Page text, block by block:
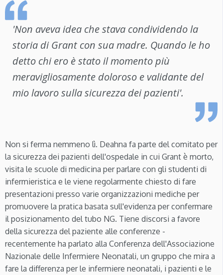
'Non aveva idea che stava condividendo la
storia di Grant con sua madre. Quando le ho
detto chi ero è stato il momento più
meravigliosamente doloroso e validante del
mio lavoro sulla sicurezza dei pazienti'.
Non si ferma nemmeno lì. Deahna fa parte del comitato per
la sicurezza dei pazienti dell'ospedale in cui Grant è morto,
visita le scuole di medicina per parlare con gli studenti di
infermieristica e le viene regolarmente chiesto di fare
presentazioni presso varie organizzazioni mediche per
promuovere la pratica basata sull'evidenza per confermare
il posizionamento del tubo NG. Tiene discorsi a favore
della sicurezza del paziente alle conferenze -
recentemente ha parlato alla Conferenza dell'Associazione
Nazionale delle Infermiere Neonatali, un gruppo che mira a
fare la differenza per le infermiere neonatali, i pazienti e le